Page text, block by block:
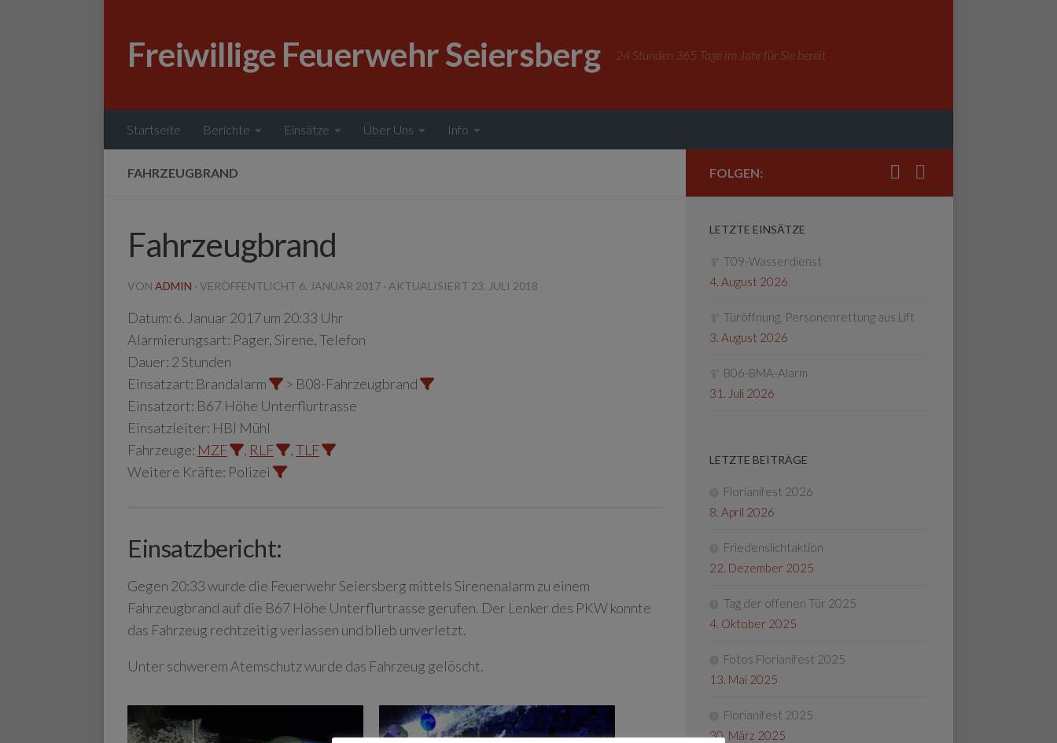
Freiwillige Feuerwehr Seiersberg 24 Stunden 365 Tage im Jahr für Sie bereit
Startseite Berichte Einsätze Über Uns Info
FAHRZEUGBRAND
Fahrzeugbrand
VON ADMIN · VERÖFFENTLICHT 6. JANUAR 2017 · AKTUALISIERT 23. JULI 2018
Datum: 6. Januar 2017 um 20:33 Uhr
Alarmierungsart: Pager, Sirene, Telefon
Dauer: 2 Stunden
Einsatzart: Brandalarm
> B08-Fahrzeugbrand
Einsatzort: B67 Höhe Unterflurtrasse
Einsatzleiter: HBI Mühl
Fahrzeuge: MZF , RLF ,TLF
Weitere Kräfte: Polizei
Einsatzbericht:
Gegen 20:33 wurde die Feuerwehr Seiersberg mittels Sirenenalarm zu einem
Fahrzeugbrand auf die B67 Höhe Unterflurtrasse gerufen. Der Lenker des PKW konnte
das Fahrzeug rechtzeitig verlassen und blieb unverletzt.
Unter schwerem Atemschutz wurde das Fahrzeug gelöscht.
FOLGEN:
LETZTE EINSÄTZE
T09-Wasserdienst
4. August 2026
Türöffnung, Personenrettung aus Lift
3. August 2026
B06-BMA-Alarm
31. Juli 2026
LETZTE BEITRÄGE
Florianifest 2026
8. April 2026
Friedenslichtaktion
22. Dezember 2025
Tag der offenen Tür 2025
4. Oktober 2025
Fotos Florianifest 2025
13. Mai 2025
Florianifest 2025
30. März 2025